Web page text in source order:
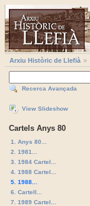
Arxiu Històric de Llefià
Recerca Avançada
View Slideshow
Cartels Anys 80
1. Anys 80...
2. 1981...
3. 1984 Cartel...
4. 1988 Cartel...
5. 1988...
6. Cartell...
7. 1989 Cartel...